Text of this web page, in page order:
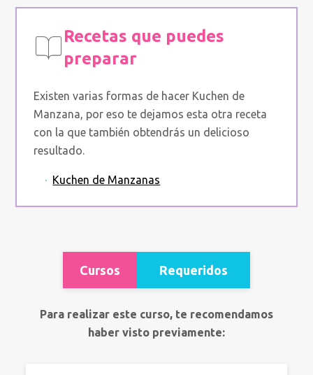
Recetas que puedes
preparar
Existen varias formas de hacer Kuchen de
Manzana, por eso te dejamos esta otra receta
con la que también obtendrás un delicioso
resultado.
· Kuchen de Manzanas
Cursos Requeridos
Para realizar este curso, te recomendamos
haber visto previamente: